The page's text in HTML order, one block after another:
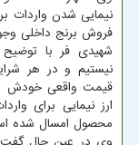
نیمایی شدن واردات
فروش برنج داخلی
شهیدی فر با توضیح
نیستیم و در هر
قیمت واقعی خودش
ارز نیمایی برای
محصول امسال شده